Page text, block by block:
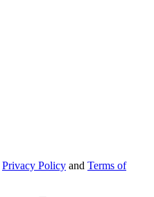
Privacy Policy and Terms of